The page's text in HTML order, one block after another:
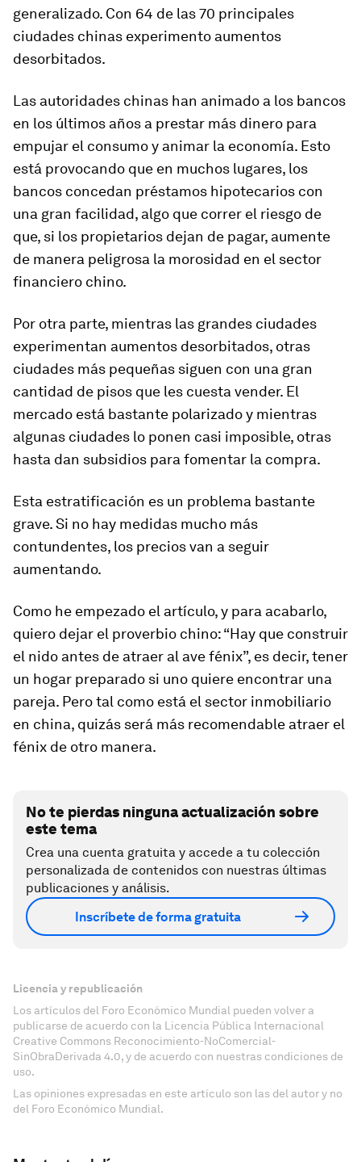
generalizado. Con 64 de las 70 principales
ciudades chinas experimento aumentos
desorbitados.
Las autoridades chinas han animado a los bancos
en los últimos años a prestar más dinero para
empujar el consumo y animar la economía. Esto
está provocando que en muchos lugares, los
bancos concedan préstamos hipotecarios con
una gran facilidad, algo que correr el riesgo de
que, si los propietarios dejan de pagar, aumente
de manera peligrosa la morosidad en el sector
financiero chino.
Por otra parte, mientras las grandes ciudades
experimentan aumentos desorbitados, otras
ciudades más pequeñas siguen con una gran
cantidad de pisos que les cuesta vender. El
mercado está bastante polarizado y mientras
algunas ciudades lo ponen casi imposible, otras
hasta dan subsidios para fomentar la compra.
Esta estratificación es un problema bastante
grave. Si no hay medidas mucho más
contundentes, los precios van a seguir
aumentando.
Como he empezado el artículo, y para acabarlo,
quiero dejar el proverbio chino: “Hay que construir
el nido antes de atraer al ave fénix”, es decir, tener
un hogar preparado si uno quiere encontrar una
pareja. Pero tal como está el sector inmobiliario
en china, quizás será más recomendable atraer el
fénix de otro manera.
No te pierdas ninguna actualización sobre
este tema
Crea una cuenta gratuita y accede a tu colección
personalizada de contenidos con nuestras últimas
publicaciones y análisis.
Inscríbete de forma gratuita
Licencia y republicación
Los artículos del Foro Económico Mundial pueden volver a
publicarse de acuerdo con la Licencia Pública Internacional
Creative Commons Reconocimiento-NoComercial-
SinObraDerivada 4.0, y de acuerdo con nuestras condiciones de
uso.
Las opiniones expresadas en este artículo son las del autor y no
del Foro Económico Mundial.